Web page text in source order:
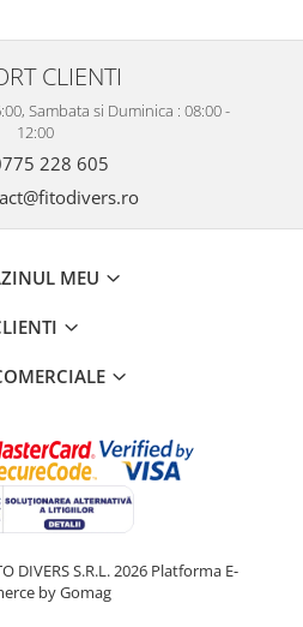
CLIENTI
Sambata si Duminica : 08:00 -
12:00
228 605
MEU
DIVERS S.R.L. 2026 Platforma E-
by Gomag